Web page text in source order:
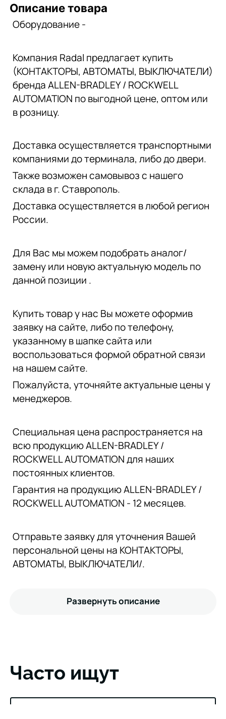
Описание товара
Оборудование -
Компания Radal предлагает купить
(КОНТАКТОРЫ, АВТОМАТЫ, ВЫКЛЮЧАТЕЛИ)
бренда ALLEN-BRADLEY / ROCKWELL
AUTOMATION по выгодной цене, оптом или
в розницу.
Доставка осуществляется транспортными
компаниями до терминала, либо до двери.
Также возможен самовывоз с нашего
склада в г. Ставрополь.
Доставка осуществляется в любой регион
России.
Для Вас мы можем подобрать аналог/
замену или новую актуальную модель по
данной позиции .
Купить товар у нас Вы можете оформив
заявку на сайте, либо по телефону,
указанному в шапке сайта или
воспользоваться формой обратной связи
на нашем сайте.
Пожалуйста, уточняйте актуальные цены у
менеджеров.
Специальная цена распространяется на
всю продукцию ALLEN-BRADLEY /
ROCKWELL AUTOMATION для наших
постоянных клиентов.
Гарантия на продукцию ALLEN-BRADLEY /
ROCKWELL AUTOMATION - 12 месяцев.
Отправьте заявку для уточнения Вашей
персональной цены на КОНТАКТОРЫ,
АВТОМАТЫ, ВЫКЛЮЧАТЕЛИ/.
Развернуть описание
Часто ищут